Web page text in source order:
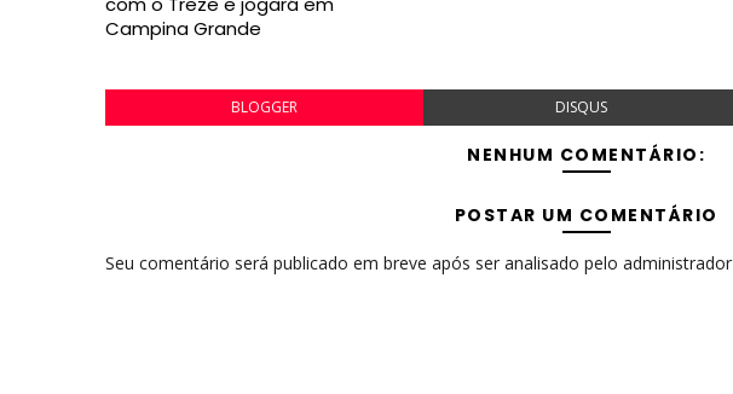
Campina Grande
BLOGGER DISQUS
NENHUM COMENTÁRIO:
POSTAR UM COMENTÁRIO
Seu comentário será publicado em breve após ser analisado pelo administrador